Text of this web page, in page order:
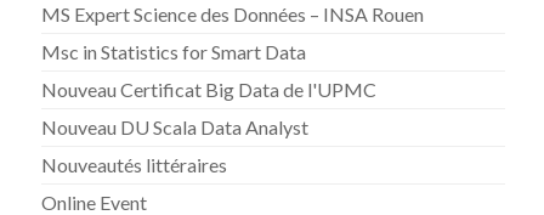
MS Expert Science des Données – INSA Rouen
Msc in Statistics for Smart Data
Nouveau Certificat Big Data de l'UPMC
Nouveau DU Scala Data Analyst
Nouveautés littéraires
Online Event